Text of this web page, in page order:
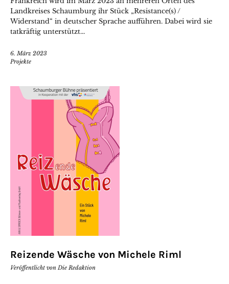
Landkreises Schaumburg ihr Stück „Resistance(s) /
Widerstand“ in deutscher Sprache aufführen. Dabei wird sie
tatkräftig unterstützt...
6. März 2023
Projekte
Reizende Wäsche von Michele Riml
Veröffentlicht von Die Redaktion